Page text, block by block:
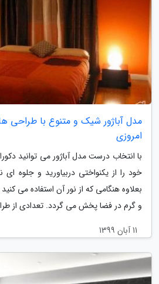
مدل آباژور شیک و متنوع با طراحی
امروزی
با انتخاب درست مدل آباژور می توانید
خود را از یکنواختی دربیاورید و جلوه
بعلاوه هنگامی که از نور آن استفاده می
و گرم در فضا پخش می گردد. تعدادی از
11 آبان 1399